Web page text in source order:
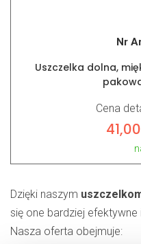
Nr
Uszczelka dolna,
Cena
41,00
Dzięki naszym
się one bardziej
Nasza oferta obejmuje: